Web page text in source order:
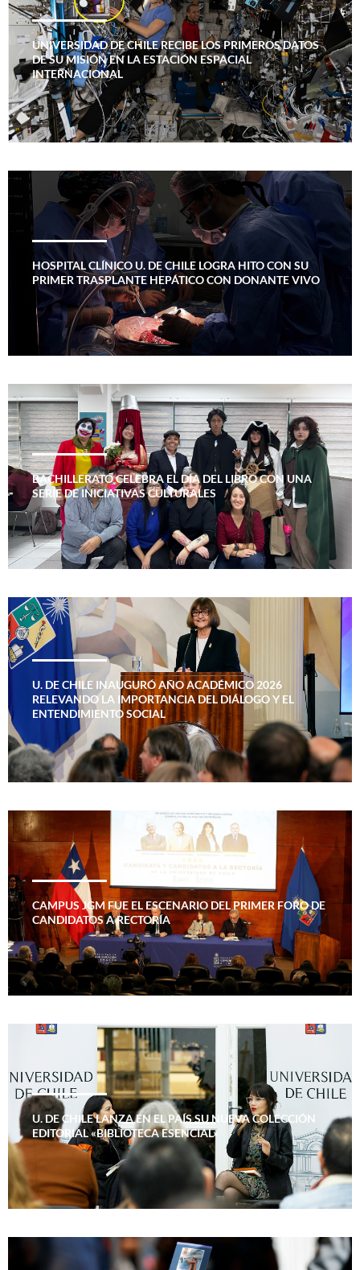
UNIVERSIDAD DE CHILE RECIBE LOS PRIMEROS DATOS
DE SU MISIÓN EN LA ESTACIÓN ESPACIAL
INTERNACIONAL
HOSPITAL CLÍNICO U. DE CHILE LOGRA HITO CON SU
PRIMER TRASPLANTE HEPÁTICO CON DONANTE VIVO
BACHILLERATO CELEBRA EL DÍA DEL LIBRO CON UNA
SERIE DE INICIATIVAS CULTURALES
U. DE CHILE INAUGURÓ AÑO ACADÉMICO 2026
RELEVANDO LA IMPORTANCIA DEL DIÁLOGO Y EL
ENTENDIMIENTO SOCIAL
CAMPUS JGM FUE EL ESCENARIO DEL PRIMER FORO DE
CANDIDATOS A RECTORÍA
U. DE CHILE LANZA EN EL PAÍS SU NUEVA COLECCIÓN
EDITORIAL «BIBLIOTECA ESENCIAL»